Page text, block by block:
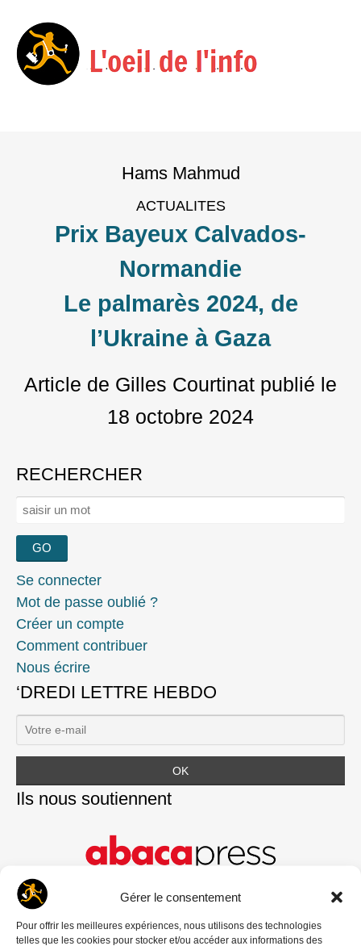
Gérer le consentement
Pour offrir les meilleures expériences, nous utilisons des technologies
telles que les cookies pour stocker et/ou accéder aux informations des
Hams Mahmud
ACTUALITES
Prix Bayeux Calvados-
Normandie
Le palmarès 2024, de
l’Ukraine à Gaza
Article de Gilles Courtinat publié le
18 octobre 2024
RECHERCHER
Rechercher :
Se connecter
Mot de passe oublié ?
Créer un compte
Comment contribuer
Nous écrire
‘DREDI LETTRE HEBDO
Ils nous soutiennent